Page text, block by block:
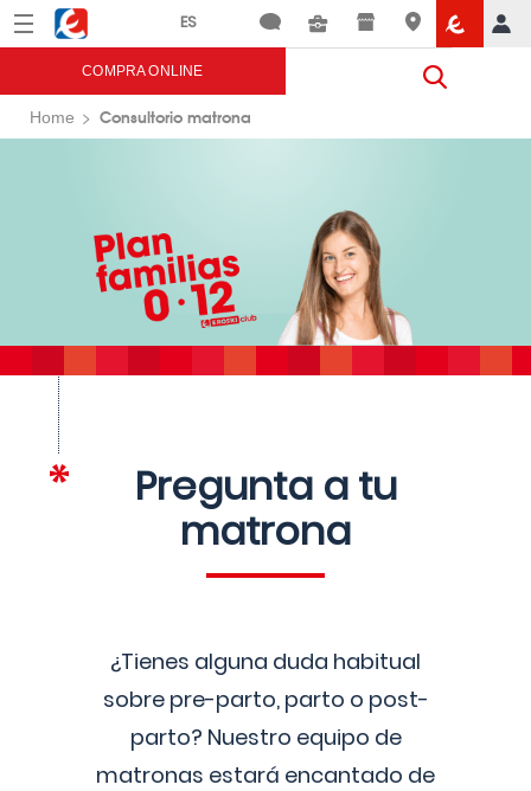
Menú Eroski
COMPRA ONLINE
Home Consultorio matrona
Pregunta a tu
matrona
¿Tienes alguna duda habitual
sobre pre-parto, parto o post-
parto? Nuestro equipo de
matronas estará encantado de